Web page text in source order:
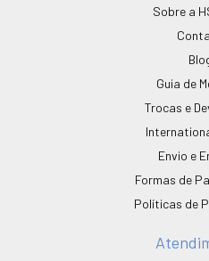
Sobre a
Guia de
Trocas e
Envio e
Formas de
Políticas de